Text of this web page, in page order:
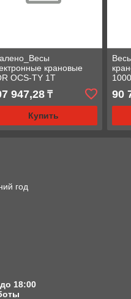
крановые
OCS-TY 1T
947,28₸
Купить
90
год
18:00